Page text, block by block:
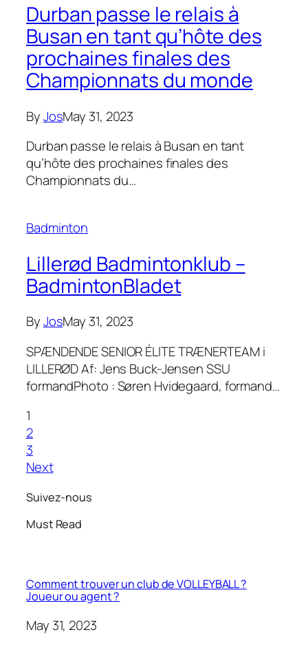
Durban passe le relais à
Busan en tant qu’hôte des
prochaines finales des
Championnats du monde
ByJosMay 31, 2023
Durban passe le relais à Busan en tant
qu’hôte des prochaines finales des
Championnats du…
Badminton
Lillerød Badmintonklub –
BadmintonBladet
ByJosMay 31, 2023
SPÆNDENDE SENIOR ÉLITE TRÆNERTEAM i
LILLERØD Af: Jens Buck-Jensen SSU
formandPhoto : Søren Hvidegaard, formand…
1
2
3
Next
Suivez-nous
Must Read
Comment trouver un club de VOLLEYBALL ?
Joueur ou agent ?
May 31, 2023